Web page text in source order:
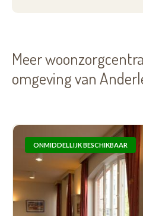
Meer
omgeving van
ONMIDDELLIJK BESCHIKBAAR